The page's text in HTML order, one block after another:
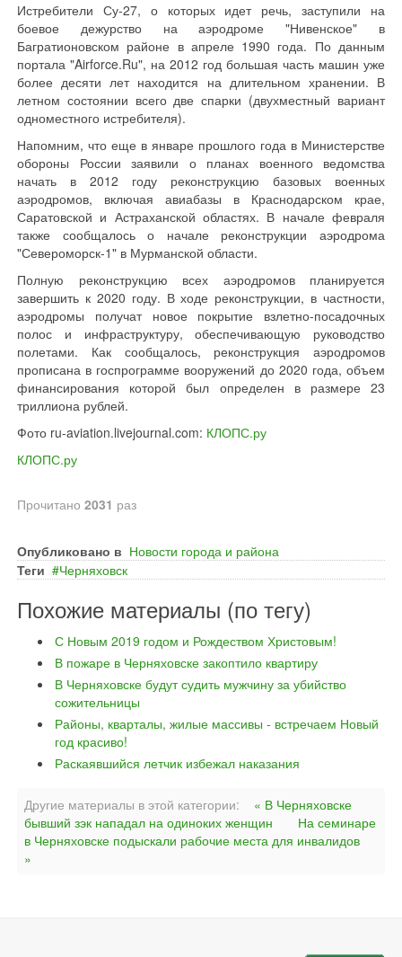
Истребители Су-27, о которых идет речь, заступили на
боевое дежурство на аэродроме "Нивенское" в
Багратионовском районе в апреле 1990 года. По данным
портала "Airforce.Ru", на 2012 год большая часть машин уже
более десяти лет находится на длительном хранении. В
летном состоянии всего две спарки (двухместный вариант
одноместного истребителя).
Напомним, что еще в январе прошлого года в Министерстве
обороны России заявили о планах военного ведомства
начать в 2012 году реконструкцию базовых военных
аэродромов, включая авиабазы в Краснодарском крае,
Саратовской и Астраханской областях. В начале февраля
также сообщалось о начале реконструкции аэродрома
"Североморск-1" в Мурманской области.
Полную реконструкцию всех аэродромов планируется
завершить к 2020 году. В ходе реконструкции, в частности,
аэродромы получат новое покрытие взлетно-посадочных
полос и инфраструктуру, обеспечивающую руководство
полетами. Как сообщалось, реконструкция аэродромов
прописана в госпрограмме вооружений до 2020 года, объем
финансирования которой был определен в размере 23
триллиона рублей.
Фото ru-aviation.livejournal.com: КЛОПС.ру
КЛОПС.ру
Прочитано 2031 раз
Опубликовано в Новости города и района
Теги
Черняховск
Похожие материалы (по тегу)
С Новым 2019 годом и Рождеством Христовым!
В пожаре в Черняховске закоптило квартиру
В Черняховске будут судить мужчину за убийство
сожительницы
Районы, кварталы, жилые массивы - встречаем Новый
год красиво!
Раскаявшийся летчик избежал наказания
Другие материалы в этой категории:
« В Черняховске
бывший зэк нападал на одиноких женщин
На семинаре
в Черняховске подыскали рабочие места для инвалидов
»